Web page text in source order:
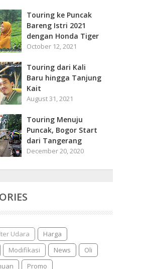
Touring ke Puncak
Bareng Istri 2021
dengan Honda Tiger
October 12, 2021
Touring dari Kali
Baru hingga Tanjung
Kait
August 31, 2021
Touring Menuju
Puncak, Bogor Start
dari Tangerang
December 20, 2020
Udara
Harga
Modifikasi News
Oli
Promo